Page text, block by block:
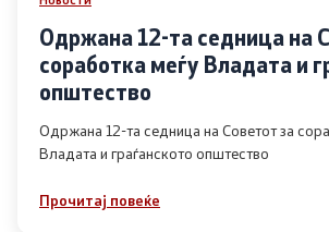
Одржана 12-та седница на
соработка меѓу Владата и
општество
Одржана 12-та седница на Советот за
Владата и граѓанското општество
Прочитај повеќе